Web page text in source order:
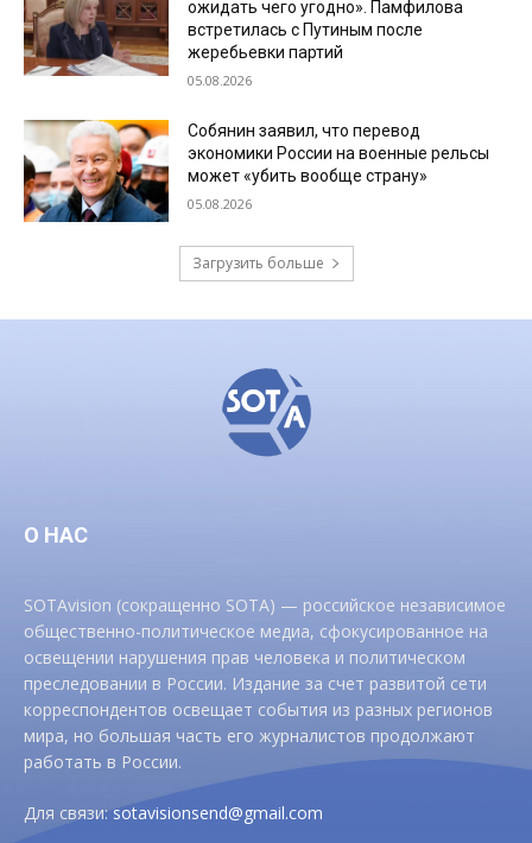
ожидать чего угодно». Памфилова
встретилась с Путиным после
жеребьевки партий
05.08.2026
Собянин заявил, что перевод
экономики России на военные рельсы
может «убить вообще страну»
05.08.2026
Загрузить больше
О НАС
SOTAvision (сокращенно SOTA) — российское независимое
общественно-политическое медиа, сфокусированное на
освещении нарушения прав человека и политическом
преследовании в России. Издание за счет развитой сети
корреспондентов освещает события из разных регионов
мира, но большая часть его журналистов продолжают
работать в России.
Для связи:sotavisionsend@gmail.com